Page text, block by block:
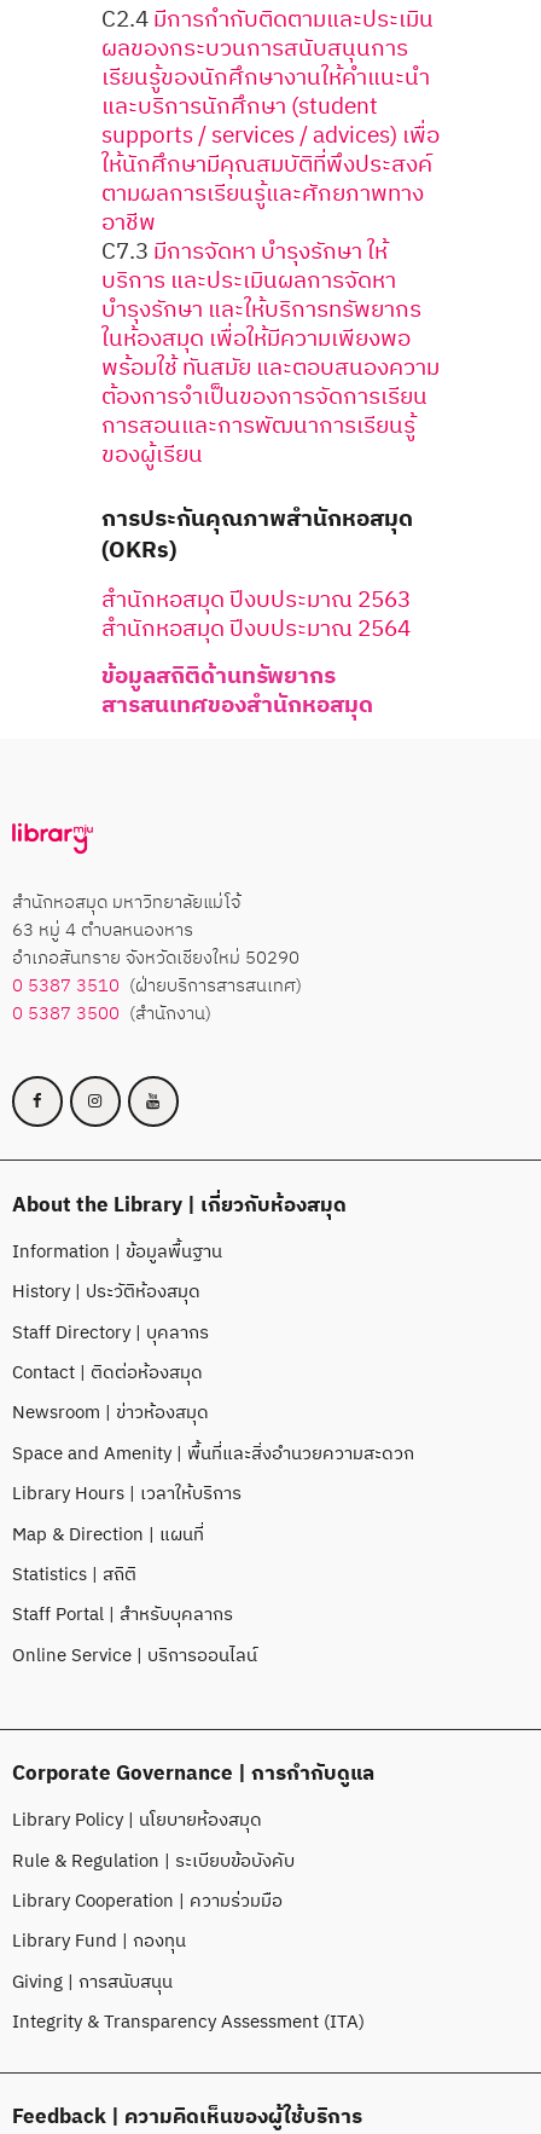
C2.4มีการกำกับติดตามและประเมิน
ผลของกระบวนการสนับสนุนการ
เรียนรู้ของนักศึกษางานให้คำแนะนำ
และบริการนักศึกษา (student
supports / services / advices) เพื่อ
ให้นักศึกษามีคุณสมบัติที่พึงประสงค์
ตามผลการเรียนรู้และศักยภาพทาง
อาชีพ
C7.3มีการจัดหา บำรุงรักษา ให้
บริการ และประเมินผลการจัดหา
บำรุงรักษา และให้บริการทรัพยากร
ในห้องสมุด เพื่อให้มีความเพียงพอ
พร้อมใช้ ทันสมัย และตอบสนองความ
ต้องการจำเป็นของการจัดการเรียน
การสอนและการพัฒนาการเรียนรู้
ของผู้เรียน
การประกันคุณภาพสำนักหอสมุด
(OKRs)
สำนักหอสมุด ปีงบประมาณ 2563
สำนักหอสมุด ปีงบประมาณ 2564
ข้อมูลสถิติด้านทรัพยากร
สารสนเทศของสำนักหอสมุด
สำนักหอสมุด มหาวิทยาลัยแม่โจ้
63 หมู่ 4 ตำบลหนองหาร
อำเภอสันทราย จังหวัดเชียงใหม่ 50290
0 5387 3510 (ฝ่ายบริการสารสนเทศ)
0 5387 3500 (สำนักงาน)
About the Library | เกี่ยวกับห้องสมุด
Information | ข้อมูลพื้นฐาน
History | ประวัติห้องสมุด
Staff Directory | บุคลากร
Contact | ติดต่อห้องสมุด
Newsroom | ข่าวห้องสมุด
Space and Amenity | พื้นที่และสิ่งอำนวยความสะดวก
Library Hours | เวลาให้บริการ
Map & Direction | แผนที่
Statistics | สถิติ
Staff Portal | สำหรับบุคลากร
Online Service | บริการออนไลน์
Corporate Governance | การกำกับดูแล
Library Policy | นโยบายห้องสมุด
Rule & Regulation | ระเบียบข้อบังคับ
Library Cooperation | ความร่วมมือ
Library Fund | กองทุน
Giving | การสนับสนุน
Integrity & Transparency Assessment (ITA)
Feedback | ความคิดเห็นของผู้ใช้บริการ